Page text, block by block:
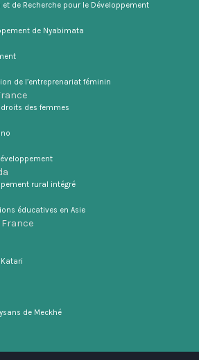
de Recherche pour le Développement
de Nyabimata
de l’entreprenariat féminin
des femmes
rural intégré
éducatives en Asie
France
de Meckhé